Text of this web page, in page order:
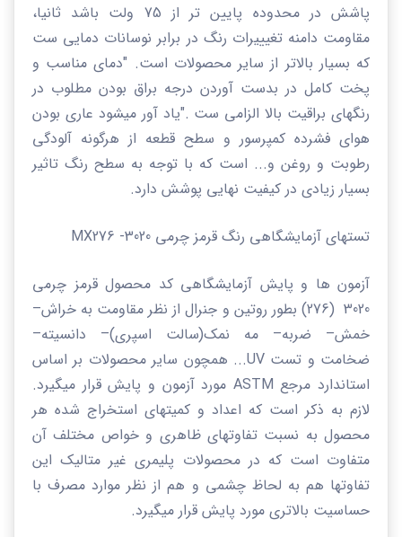
پاشش در محدوده پایین تر از 75 ولت باشد ثانیا،
مقاومت دامنه تغیییرات رنگ در برابر نوسانات دمایی ست
که بسیار بالاتر از سایر محصولات است. "دمای مناسب و
پخت کامل در بدست آوردن درجه براق بودن مطلوب در
رنگهای براقیت بالا الزامی ست ."یاد آور میشود عاری بودن
هوای فشرده کمپرسور و سطح قطعه از هرگونه آلودگی
رطوبت و روغن و... است که با توجه به سطح رنگ تاثیر
بسیار زیادی در کیفیت نهایی پوشش دارد.
تستهای آزمایشگاهی رنگ قرمز چرمی 3020-
MX276
آزمون ها و پایش آزمایشگاهی کد محصول قرمز چرمی
3020 (276) بطور روتین و جنرال از نظر مقاومت به خراش
–
خمش– ضربه– مه نمک(سالت اسپری)– دانسیته–
ضخامت و تستUV... همچون سایر محصولات بر اساس
استاندارد مرجع ASTM مورد آزمون و پایش قرار میگیرد.
لازم به ذکر است که اعداد و کمیتهای استخراج شده هر
محصول به نسبت تفاوتهای ظاهری و خواص مختلف آن
متفاوت است که در محصولات پلیمری غیر متالیک این
تفاوتها هم به لحاظ چشمی و هم از نظر موارد مصرف با
حساسیت بالاتری مورد پایش قرار میگیرد.